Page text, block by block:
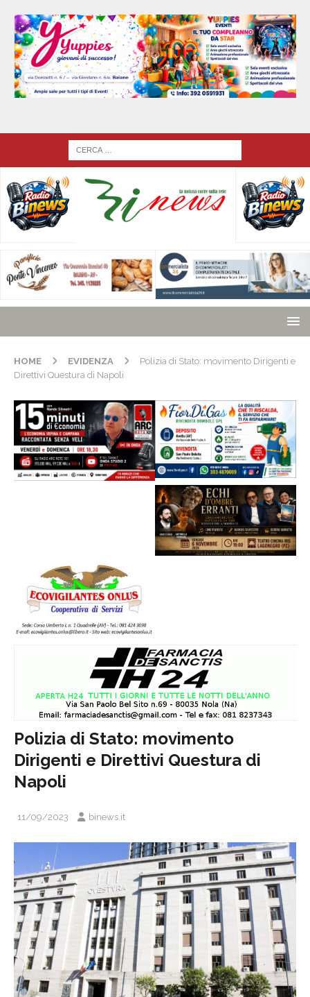
HOME EVIDENZA
Polizia di Stato: movimento Dirigenti e
Direttivi Questura di Napoli
Polizia di Stato: movimento
Dirigenti e Direttivi Questura di
Napoli
11/09/2023 binews.it